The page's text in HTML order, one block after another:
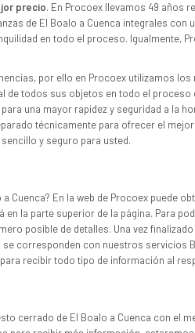
precio. En Procoex llevamos 49 años
de El Boalo a Cuenca integrales con
en todo el proceso. Igualmente,
por ello en Procoex utilizamos
de todos sus objetos en todo el
una mayor rapidez y seguridad a la
técnicamente para ofrecer el
y seguro para usted.
Cuenca? En la web de Procoex puede
la parte superior de la página. Para
posible de detalles. Una vez
corresponden con nuestros servicios
recibir todo tipo de información al
cerrado de El Boalo a Cuenca con el